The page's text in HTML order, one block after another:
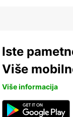
Iste
Više
Više informacija